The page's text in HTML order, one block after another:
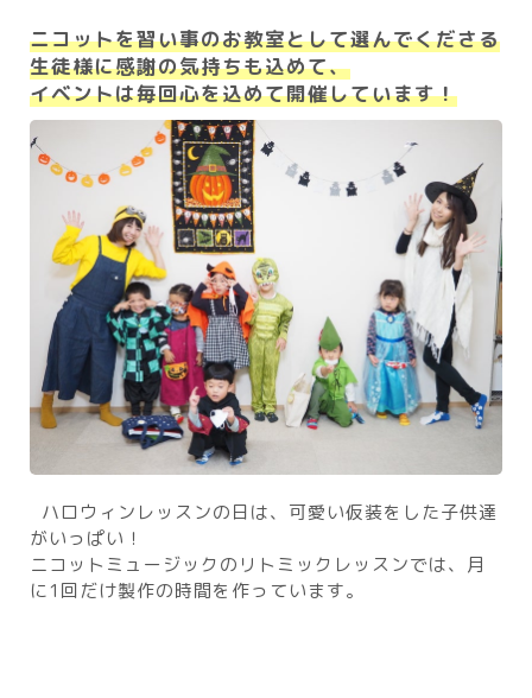
ニコットを習い事のお教室として選んでくださる
生徒様に感謝の気持ちも込めて、
イベントは毎回心を込めて開催しています！
ハロウィンレッスンの日は、可愛い仮装をした子供達
がいっぱい！
ニコットミュージックのリトミックレッスンでは、月
に1回だけ製作の時間を作っています。